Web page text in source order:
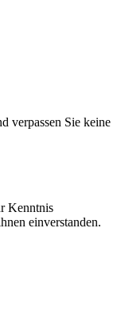
verpassen Sie keine
Kenntnis
einverstanden.